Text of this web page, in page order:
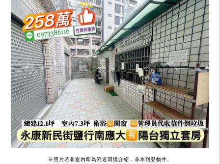
※照片若非室內即為附近環境介紹，非本刊登物件。